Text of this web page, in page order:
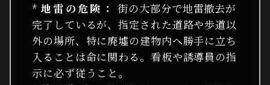
* 地雷の危険：
街の大部分で地雷撤去が
完了しているが、指定された道路や歩道以
外の場所、特に廃墟の建物内へ勝手に立ち
入ることは命に関わる。看板や誘導員の指
示に必ず従うこと。